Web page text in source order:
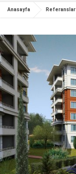
Anasayfa Referanslar